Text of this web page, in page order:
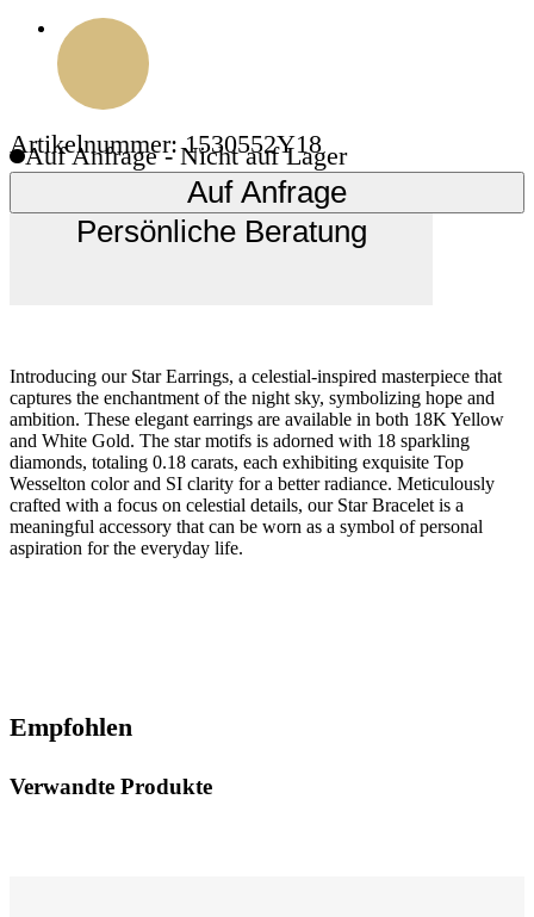
Artikelnummer: 1530552Y18
Auf Anfrage - Nicht auf Lager
Auf Anfrage
Persönliche Beratung
Introducing our Star Earrings, a celestial-inspired masterpiece that
captures the enchantment of the night sky, symbolizing hope and
ambition. These elegant earrings are available in both 18K Yellow
and White Gold. The star motifs is adorned with 18 sparkling
diamonds, totaling 0.18 carats, each exhibiting exquisite Top
Wesselton color and SI clarity for a better radiance. Meticulously
crafted with a focus on celestial details, our Star Bracelet is a
meaningful accessory that can be worn as a symbol of personal
aspiration for the everyday life.
Empfohlen
Verwandte Produkte